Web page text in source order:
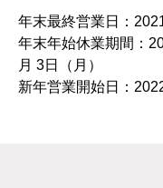
年末最終営業日：
年末年始休業期間：
月 3日（月）
新年営業開始日：